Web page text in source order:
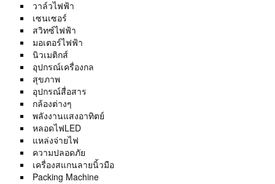
วาล์วไฟฟ้า
เซนเซอร์
สวิทซ์ไฟฟ้า
มอเตอร์ไฟฟ้า
นิวเมติกส์
อุปกรณ์เครื่องกล
สุขภาพ
อุปกรณ์สื่อสาร
กล้องต่างๆ
พลังงานแสงอาทิตย์
หลอดไฟLED
แหล่งจ่ายไฟ
ความปลอดภัย
เครื่องสแกนลายนิ้วมือ
Packing Machine